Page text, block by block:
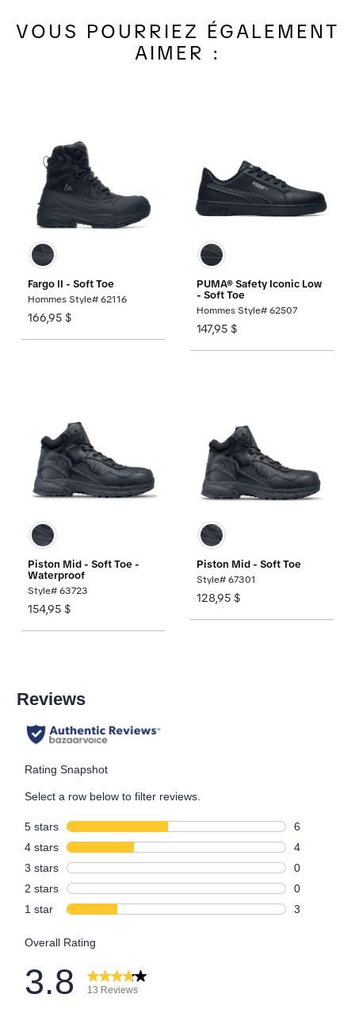
VOUS POURRIEZ ÉGALEMENT
AIMER :
Fargo II - Soft Toe
Hommes Style# 62116
166,95 $
PUMA® Safety Iconic Low
- Soft Toe
Hommes Style# 62507
147,95 $
Piston Mid - Soft Toe -
Waterproof
Style# 63723
154,95 $
Piston Mid - Soft Toe
Style# 67301
128,95 $